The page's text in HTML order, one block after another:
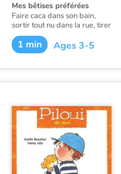
Mes bêtises préférées
Faire caca dans son bain,
sortir tout nu dans la rue, tirer
la langue à la maîtresse…
Certains animaux ne peuvent
1 min Ages 3-5